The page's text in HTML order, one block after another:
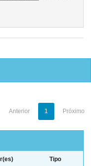
Anterior 1 Próximo
Tipo